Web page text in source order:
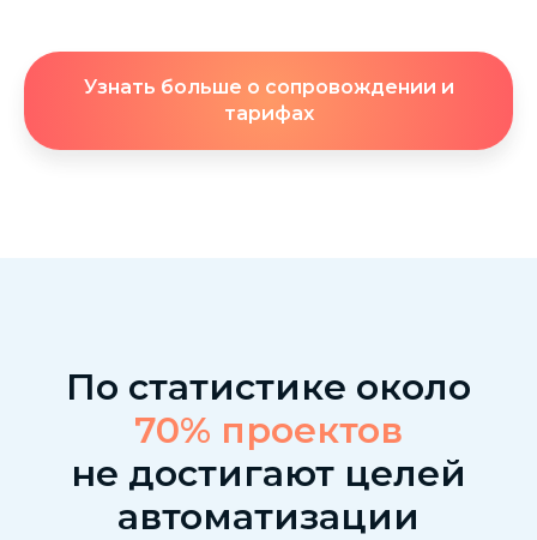
Узнать больше о сопровождении и
тарифах
По статистике около
70% проектов
не достигают целей
автоматизации